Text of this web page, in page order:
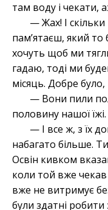
там воду і чекати,
— Жах! І
пам’ятаєш, який
хочуть щоб ми
гадаю, тоді ми
місяць. Добре
— Вони пили
половину нашої їжі.
— І все ж, з їх
набагато більше.
Освін кивком
коли той вже
вже не витримує
були здатні робити